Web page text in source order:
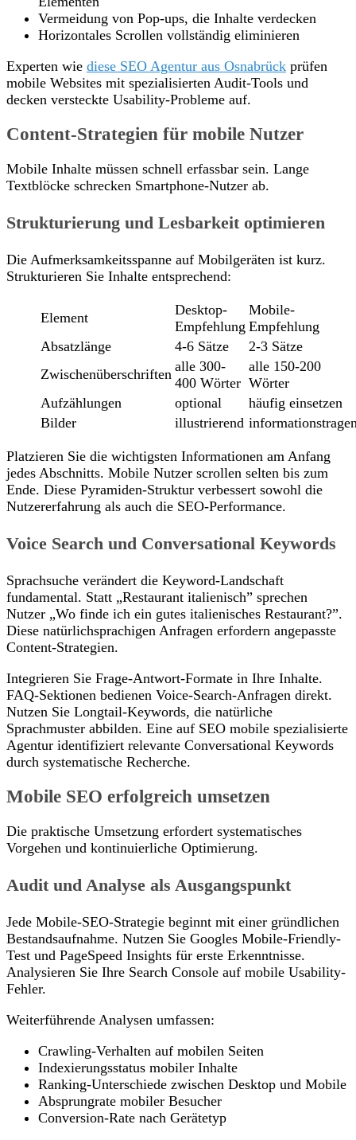
Vermeidung von Pop-ups, die Inhalte verdecken
Horizontales Scrollen vollständig eliminieren
Experten wie diese SEO Agentur aus Osnabrück prüfen
mobile Websites mit spezialisierten Audit-Tools und
decken versteckte Usability-Probleme auf.
Content-Strategien für mobile Nutzer
Mobile Inhalte müssen schnell erfassbar sein. Lange
Textblöcke schrecken Smartphone-Nutzer ab.
Strukturierung und Lesbarkeit optimieren
Die Aufmerksamkeitsspanne auf Mobilgeräten ist kurz.
Strukturieren Sie Inhalte entsprechend:
Element
Desktop-
Empfehlung
Mobile-
Empfehlung
Absatzlänge
4-6 Sätze
2-3 Sätze
Zwischenüberschriften alle 300-
400 Wörter
alle 150-200
Wörter
Aufzählungen
optional
häufig einsetzen
Bilder
illustrierend
Platzieren Sie die wichtigsten Informationen am Anfang
jedes Abschnitts. Mobile Nutzer scrollen selten bis zum
Ende. Diese Pyramiden-Struktur verbessert sowohl die
Nutzererfahrung als auch die SEO-Performance.
Voice Search und Conversational Keywords
Sprachsuche verändert die Keyword-Landschaft
fundamental. Statt „Restaurant italienisch” sprechen
Nutzer „Wo finde ich ein gutes italienisches Restaurant?”.
Diese natürlichsprachigen Anfragen erfordern angepasste
Content-Strategien.
Integrieren Sie Frage-Antwort-Formate in Ihre Inhalte.
FAQ-Sektionen bedienen Voice-Search-Anfragen direkt.
Nutzen Sie Longtail-Keywords, die natürliche
Sprachmuster abbilden. Eine auf SEO mobile spezialisierte
Agentur identifiziert relevante Conversational Keywords
durch systematische Recherche.
Mobile SEO erfolgreich umsetzen
Die praktische Umsetzung erfordert systematisches
Vorgehen und kontinuierliche Optimierung.
Audit und Analyse als Ausgangspunkt
Jede Mobile-SEO-Strategie beginnt mit einer gründlichen
Bestandsaufnahme. Nutzen Sie Googles Mobile-Friendly-
Test und PageSpeed Insights für erste Erkenntnisse.
Analysieren Sie Ihre Search Console auf mobile Usability-
Fehler.
Weiterführende Analysen umfassen:
Crawling-Verhalten auf mobilen Seiten
Indexierungsstatus mobiler Inhalte
Ranking-Unterschiede zwischen Desktop und Mobile
Absprungrate mobiler Besucher
Conversion-Rate nach Gerätetyp